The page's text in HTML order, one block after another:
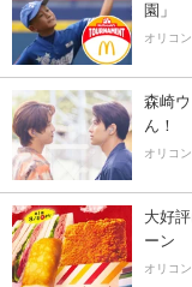
園」
オリコ
森崎
ん！
オリコ
大好
ーン
オリコ